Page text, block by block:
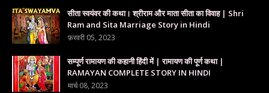
सीता स्वयंवर की कथा। श्रीराम और माता सीता का विवाह | Shri
Ram and Sita Marriage Story in Hindi
फ़रवरी 05, 2023
सम्पूर्ण रामायण की कहानी हिंदी में | रामायण की पूर्ण कथा |
RAMAYAN COMPLETE STORY IN HINDI
मार्च 08, 2023